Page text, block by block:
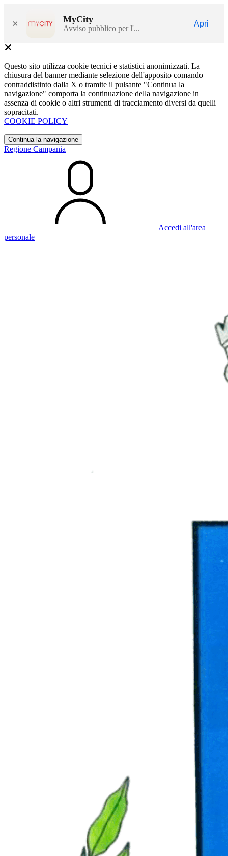
× MyCity
Avviso pubblico per l'...
Apri
Questo sito utilizza cookie tecnici e statistici anonimizzati. La
chiusura del banner mediante selezione dell'apposito comando
contraddistinto dalla X o tramite il pulsante "Continua la
navigazione" comporta la continuazione della navigazione in
assenza di cookie o altri strumenti di tracciamento diversi da quelli
sopracitati.
COOKIE POLICY
Continua la navigazione
Regione Campania
Accedi all'area
personale